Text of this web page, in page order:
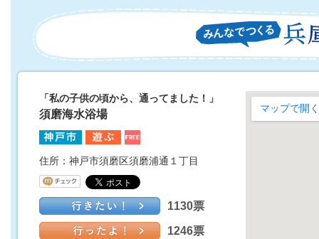
「私の子供の頃から、通ってました！」
須磨海水浴場
住所：神戸市須磨区須磨浦通１丁目
1130票
1246票